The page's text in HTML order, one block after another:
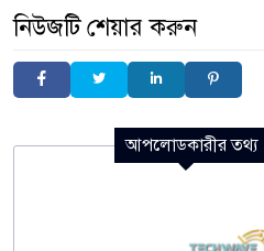
নিউজটি শেয়ার করুন
আপলোডকারীর তথ্য